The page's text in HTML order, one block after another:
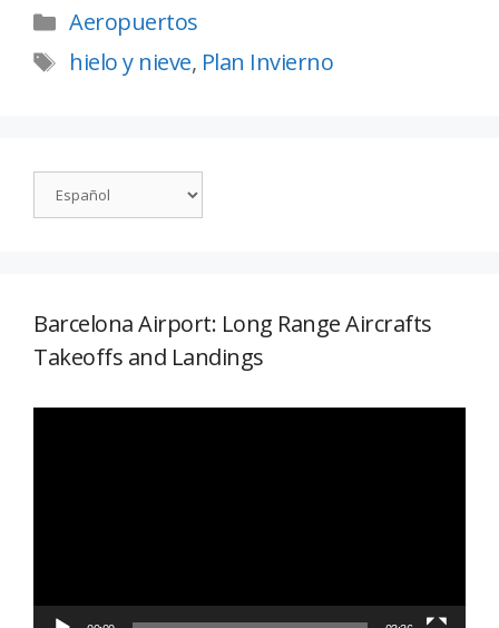
Aeropuertos
hielo y nieve, Plan Invierno
Barcelona Airport: Long Range Aircrafts
Takeoffs and Landings